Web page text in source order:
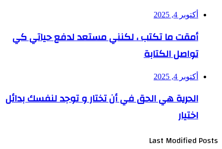
أكتوبر 4, 2025
أمقت ما تكتب ، لكنني مستعد لدفع حياتي كي
تواصل الكتابة
أكتوبر 4, 2025
الحرية هي الحق في أن تختار و توجد لنفسك بدائل
اختيار
Last Modified Posts